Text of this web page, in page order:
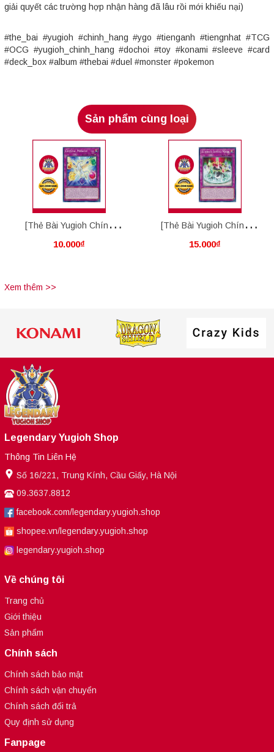
giải quyết các trường hợp nhận hàng đã lâu rồi mới khiếu nại)
#the_bai #yugioh #chinh_hang #ygo #tienganh #tiengnhat #TCG
#OCG #yugioh_chinh_hang #dochoi #toy #konami #sleeve #card
#deck_box #album #thebai #duel #monster #pokemon
Sản phẩm cùng loại
[Thẻ Bài Yugioh Chính
Hãng] Crystal Miracle
10.000₫
[Thẻ Bài Yugioh Chính
Hãng] Ultimate Crystal
15.000₫
Xem thêm >>
Legendary Yugioh Shop
Thông Tin Liên Hệ
Số 16/221, Trung Kính, Cầu Giấy, Hà Nội
09.3637.8812
facebook.com/legendary.yugioh.shop
shopee.vn/legendary.yugioh.shop
legendary.yugioh.shop
Về chúng tôi
Trang chủ
Giới thiệu
Sản phẩm
Chính sách
Chính sách bảo mật
Chính sách vận chuyển
Chính sách đổi trả
Quy định sử dụng
Fanpage